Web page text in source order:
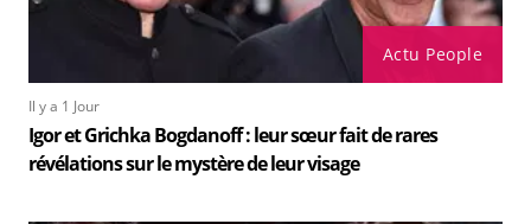
Actu People
Il y a 1 Jour
Igor et Grichka Bogdanoff : leur sœur fait de rares
révélations sur le mystère de leur visage